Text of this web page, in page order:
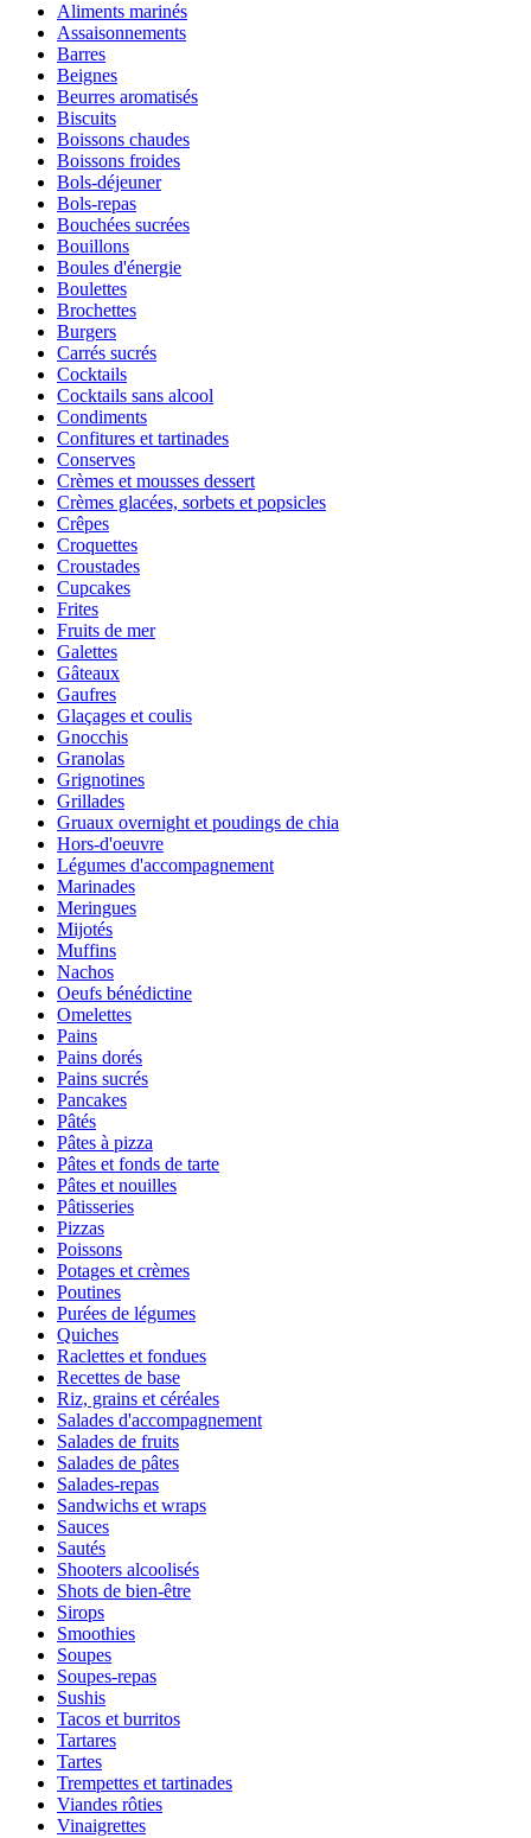
Aliments marinés
Assaisonnements
Barres
Beignes
Beurres aromatisés
Biscuits
Boissons chaudes
Boissons froides
Bols-déjeuner
Bols-repas
Bouchées sucrées
Bouillons
Boules d'énergie
Boulettes
Brochettes
Burgers
Carrés sucrés
Cocktails
Cocktails sans alcool
Condiments
Confitures et tartinades
Conserves
Crèmes et mousses dessert
Crèmes glacées, sorbets et popsicles
Crêpes
Croquettes
Croustades
Cupcakes
Frites
Fruits de mer
Galettes
Gâteaux
Gaufres
Glaçages et coulis
Gnocchis
Granolas
Grignotines
Grillades
Gruaux overnight et poudings de chia
Hors-d'oeuvre
Légumes d'accompagnement
Marinades
Meringues
Mijotés
Muffins
Nachos
Oeufs bénédictine
Omelettes
Pains
Pains dorés
Pains sucrés
Pancakes
Pâtés
Pâtes à pizza
Pâtes et fonds de tarte
Pâtes et nouilles
Pâtisseries
Pizzas
Poissons
Potages et crèmes
Poutines
Purées de légumes
Quiches
Raclettes et fondues
Recettes de base
Riz, grains et céréales
Salades d'accompagnement
Salades de fruits
Salades de pâtes
Salades-repas
Sandwichs et wraps
Sauces
Sautés
Shooters alcoolisés
Shots de bien-être
Sirops
Smoothies
Soupes
Soupes-repas
Sushis
Tacos et burritos
Tartares
Tartes
Trempettes et tartinades
Viandes rôties
Vinaigrettes